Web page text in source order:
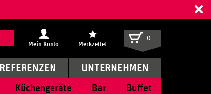
Mein Konto Merkzettel
0
Küchengeräte Bar Buffet
REFERENZEN UNTERNEHMEN